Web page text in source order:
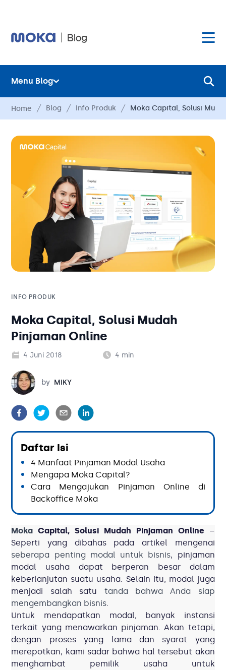
Layanan
Hardware
Harga
Hubungi Kami
Blog
Solusi Bisnis
Tambahan
Menu Blog
Layanan
Hardware
Hubungi Kami
Blog
Solusi Bisnis
Tambahan
Kategori Blog
Home Blog Info Produk Moka Capital, Solusi
INFO PRODUK
Moka Capital, Solusi Mudah
Pinjaman Online
4 Juni 2018 4 min
Miky
by MIKY
Daftar Isi
4 Manfaat Pinjaman Modal Usaha
Mengapa Moka Capital?
Cara Mengajukan Pinjaman Online di
Backoffice Moka
Moka Capital, Solusi Mudah Pinjaman Online–
Seperti yang dibahas pada artikel mengenai
seberapa penting modal untuk bisnis, pinjaman
modal usaha dapat berperan besar dalam
keberlanjutan suatu usaha. Selain itu, modal juga
menjadi salah satu tanda bahwa Anda siap
mengembangkan bisnis
Untuk mendapatkan modal, banyak instansi
terkait yang menawarkan pinjaman. Akan tetapi,
dengan proses yang lama dan syarat yang
merepotkan, kami sadar bahwa hal tersebut akan
menghambat pemilik usaha untuk